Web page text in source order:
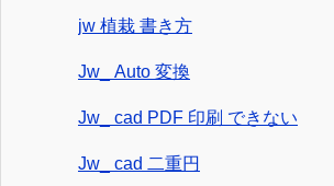
jw 植栽 書き方
Jw_ Auto 変換
Jw_ cad PDF 印刷 できない
Jw_ cad 二重円